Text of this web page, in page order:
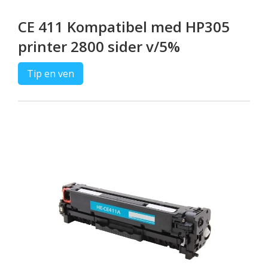
CE 411 Kompatibel med HP305
printer 2800 sider v/5%
Tip en ven